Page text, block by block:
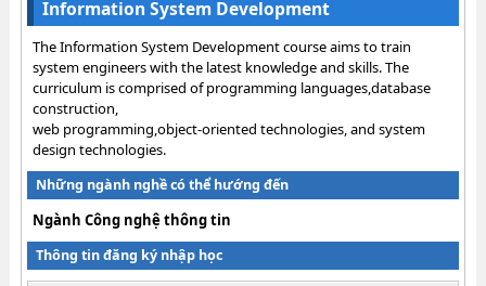
Information System Development
The Information System Development course aims to train
system engineers with the latest knowledge and skills. The
curriculum is comprised of programming languages,database
construction,
web programming,object-oriented technologies, and system
design technologies.
Những ngành nghề có thể hướng đến
Ngành Công nghệ thông tin
Thông tin đăng ký nhập học